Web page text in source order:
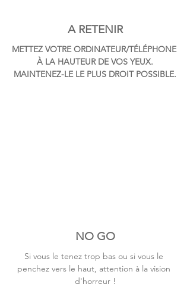
A RETENIR
METTEZ VOTRE ORDINATEUR/TÉLÉPHONE
À LA HAUTEUR DE VOS YEUX.
MAINTENEZ-LE LE PLUS DROIT POSSIBLE.
NO GO
Si vous le tenez trop bas ou si vous le
penchez vers le haut, attention à la vision
d'horreur !